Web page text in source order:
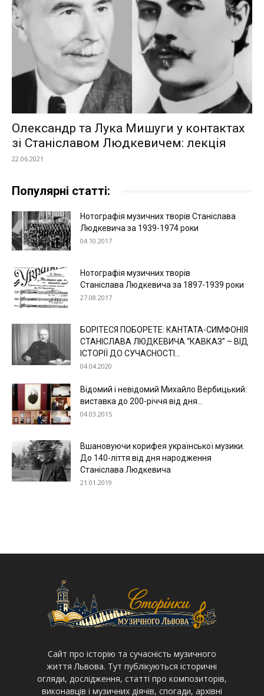
Олександр та Лука Мишуги у контактах
зі Станіславом Людкевичем: лекція
22.06.2021
Популярні статті:
Нотографія музичних творів Станіслава
Людкевича за 1939-1974 роки
04.10.2017
Нотографія музичних творів
Станіслава Людкевича за 1897-1939 роки
27.08.2017
БОРІТЕСЯ ПОБОРЕТЕ: КАНТАТА-СИМФОНІЯ
СТАНІСЛАВА ЛЮДКЕВИЧА “КАВКАЗ” – ВІД
ІСТОРІЇ ДО СУЧАСНОСТІ...
04.04.2020
Відомий і невідомий Михайло Вербицький:
виставка до 200-річчя від дня...
04.03.2015
Вшановуючи корифея української музики.
До 140-ліття від дня народження
Станіслава Людкевича
21.01.2019
Cайт про історію та сучасність музичного
життя Львова. Тут публікуються історичні
огляди, дослідження, статті про композиторів,
виконавців і музичних діячів, спогади, архівні